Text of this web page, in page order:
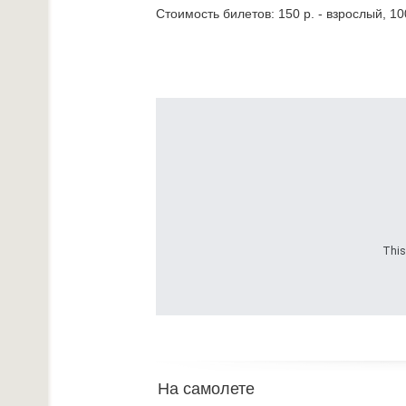
Стоимость билетов: 150 р. - взрослый,
На самолете